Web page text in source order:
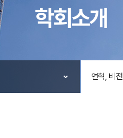
학회소개
연혁, 비전